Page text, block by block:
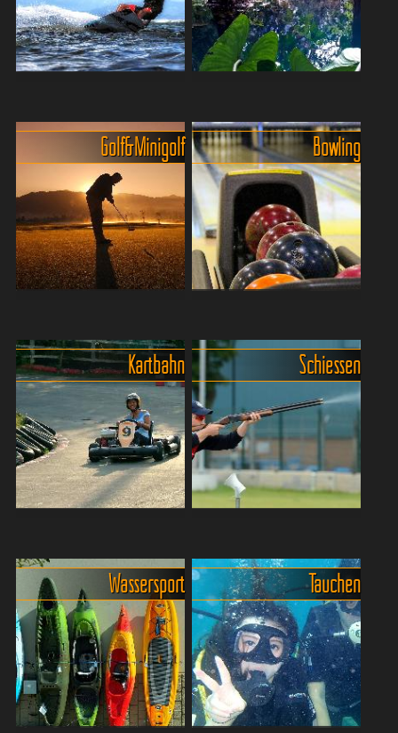
und Zorbing auf Phuket
Phuket, eine der
beliebtesten
Urlaubsdestinationen
Thailands, ist nicht nur für
seine atemberaubenden
Strände und pulsierende
Nachtleben bekannt, sond...
Dschungeltouren mit Jeep,
ATV oder mit dem
Crossmotorrad. Im
Gegensatz zu europäischen
Gefilden gibt es in Thailand
praktisch keine
Durchfahrtsbeschr...
Plätzen
Fünf Golfplätze mit 18-39
Lochanlagen verteilen sich
auf der Insel Phuket. Für
thailändische Verhältnisse
ist das Spielen, bei
Greenfees zwischen ca. ...
Golf & Minigolf
Schlechtwetterspass
Perfektes Sportbowling geht
anders… aber das muss im
Urlaub ja auch gar nicht
sein. Mit recht lauter
Partymusik, abends
farbenfroher
Discobeleuchtu...
Bowling
Im Urlaub immer wieder
richt Spass machen
aufregende Rennen unter
Freunden. Und hier wird im
Freien gefahren. Wer in den
europäischen
Hallenkartbahnen...
Kartbahn
Auf dem Weg vom Karon
Beach zur Chalong Bay
befindet sich rechter Hand
die "Phuket-Shooting-
Range". Wer mal richtig
ballern will, der ist hier
richtig...
Schiessen
Wassersport Tauchen